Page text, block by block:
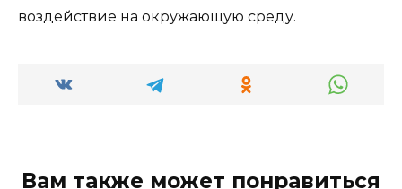
воздействие на окружающую среду.
Вам также может понравиться